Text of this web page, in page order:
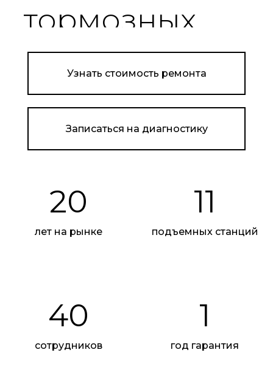
Узнать стоимость ремонта
Записаться на диагностику
20
лет на рынке
11
подъемных станций
40
сотрудников
1
год гарантия